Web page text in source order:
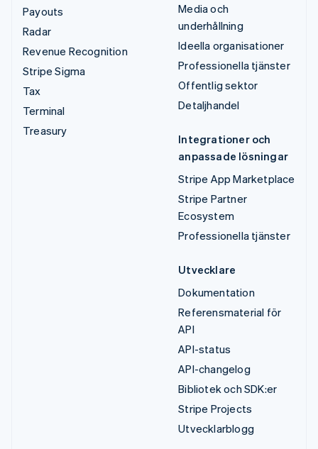
Payouts
Radar
Revenue Recognition
Stripe Sigma
Tax
Terminal
Treasury
Media och
underhållning
Ideella organisationer
Professionella tjänster
Offentlig sektor
Detaljhandel
Integrationer och
anpassade lösningar
Stripe App Marketplace
Stripe Partner
Ecosystem
Professionella tjänster
Utvecklare
Dokumentation
Referensmaterial för
API
API-status
API-changelog
Bibliotek och SDK:er
Stripe Projects
Utvecklarblogg